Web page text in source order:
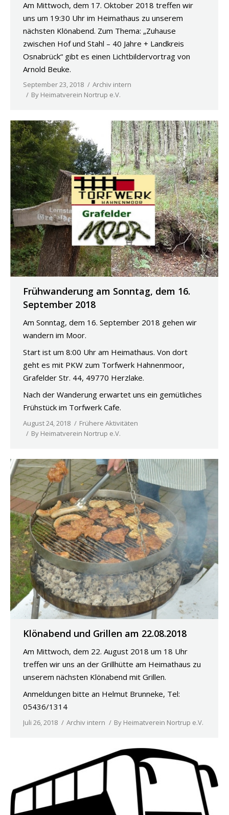
Am Mittwoch, dem 17. Oktober 2018 treffen wir
uns um 19:30 Uhr im Heimathaus zu unserem
nächsten Klönabend. Zum Thema: „Zuhause
zwischen Hof und Stahl – 40 Jahre + Landkreis
Osnabrück“ gibt es einen Lichtbildervortrag von
Arnold Beuke.
September 23, 2018
Archiv intern
By Heimatverein Nortrup e.V.
Frühwanderung am Sonntag, dem 16.
September 2018
Am Sonntag, dem 16. September 2018 gehen wir
wandern im Moor.
Start ist um 8:00 Uhr am Heimathaus. Von dort
geht es mit PKW zum Torfwerk Hahnenmoor,
Grafelder Str. 44, 49770 Herzlake.
Nach der Wanderung erwartet uns ein gemütliches
Frühstück im Torfwerk Cafe.
August 24, 2018
Frühere Aktivitäten
By Heimatverein Nortrup e.V.
Klönabend und Grillen am 22.08.2018
Am Mittwoch, dem 22. August 2018 um 18 Uhr
treffen wir uns an der Grillhütte am Heimathaus zu
unserem nächsten Klönabend mit Grillen.
Anmeldungen bitte an Helmut Brunneke, Tel:
05436/1314
Juli 26, 2018 Archiv intern By Heimatverein Nortrup e.V.